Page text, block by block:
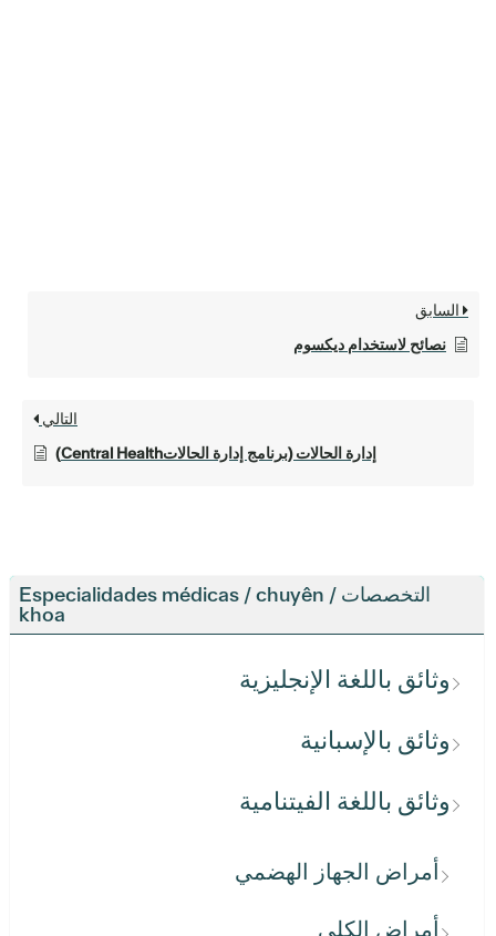
التخصصات / Especialidades médicas / chuyên
khoa
وثائق باللغة الإنجليزية
وثائق بالإسبانية
وثائق باللغة الفيتنامية
أمراض الجهاز الهضمي
أمراض الكلى
السابق
نصائح لاستخدام ديكسوم
التالي
إدارة الحالات (برنامج إدارة الحالاتCentral Health)